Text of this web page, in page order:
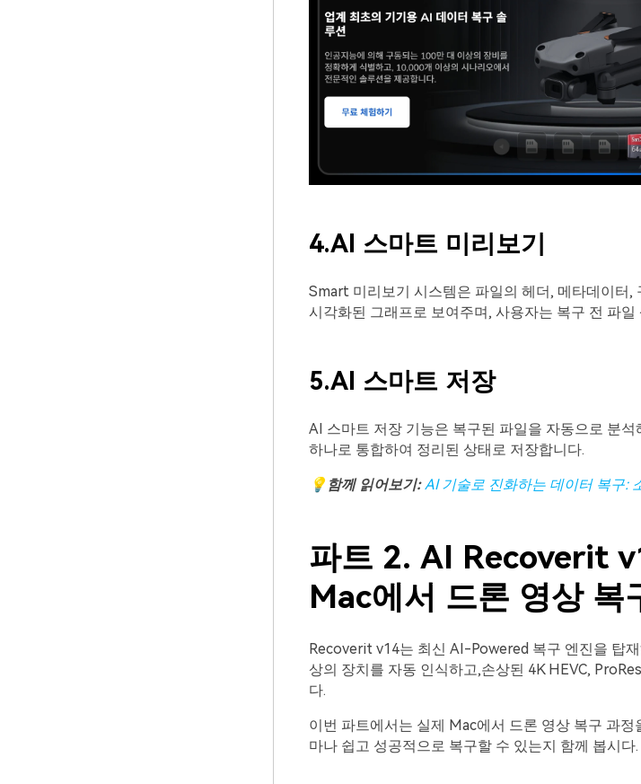
4.AI 스마트 미리보기
Smart 미리보기 시스템은 파일의 헤더, 메타데이터,
시각화된 그래프로 보여주며, 사용자는 복구 전 파
5.AI 스마트 저장
AI 스마트 저장 기능은 복구된 파일을 자동으로 분
하나로 통합하여 정리된 상태로 저장합니다.
💡 함께 읽어보기:AI기술로 진화하는 데이터 복구:
파트 2. AI Recoverit
Mac에서 드론 영상 복
Recoverit v14는 최신 AI-Powered 복구 엔진을 탑
상의 장치를 자동 인식하고,손상된 4K HEVC,
다.
이번 파트에서는 실제 Mac에서 드론 영상 복구 과
마나 쉽고 성공적으로 복구할 수 있는지 함께 봅시다.